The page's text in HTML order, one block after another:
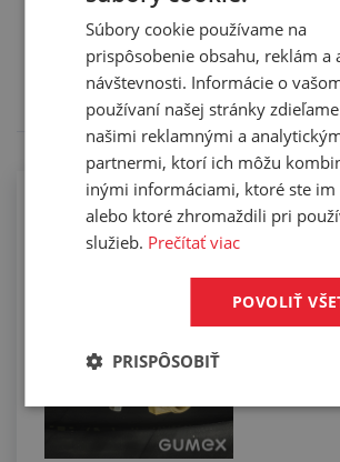
Služby
Tento výrobok pre vás upravíme na
špecifikáciu budete môcť upresniť v
Kompletizácia hadíc
pomocou spôn
Súbory cookie používame na
prispôsobenie obsahu, reklám a
návštevnosti. Informácie o
používaní našej stránky
našimi reklamnými a
partnermi, ktorí ich môžu
inými informáciami, ktoré ste im
alebo ktoré zhromaždili pri
služieb. Prečítať viac
POVOLIŤ
PRISPÔSOBIŤ